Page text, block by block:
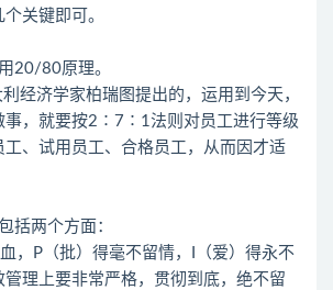
关键即可。
20/80原理。
经济学家柏瑞图提出的，运用到今天，
事，就要按2∶7∶1法则对员工进行等级
工、试用员工、合格员工，从而因才适
括两个方面：
，P（批）得毫不留情，I（爱）得永不
理上要非常严格，贯彻到底，绝不留